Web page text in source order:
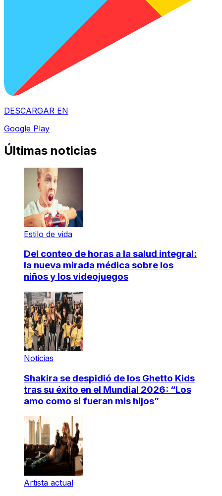
DESCARGAR EN
Google Play
Últimas noticias
Estilo de vida
Del conteo de horas a la salud integral:
la nueva mirada médica sobre los
niños y los videojuegos
Noticias
Shakira se despidió de los Ghetto Kids
tras su éxito en el Mundial 2026: “Los
amo como si fueran mis hijos”
Artista actual